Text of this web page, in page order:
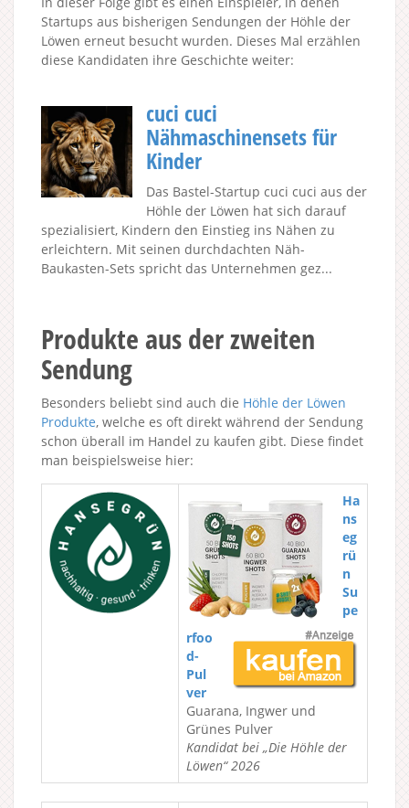
Startups aus bisherigen Sendungen der Höhle der
Löwen erneut besucht wurden. Dieses Mal erzählen
diese Kandidaten ihre Geschichte weiter:
cuci cuci
Nähmaschinensets für
Kinder
Das Bastel-Startup cuci cuci aus der
Höhle der Löwen hat sich darauf
spezialisiert, Kindern den Einstieg ins Nähen zu
erleichtern. Mit seinen durchdachten Näh-
Baukasten-Sets spricht das Unternehmen gez...
Produkte aus der zweiten
Sendung
Besonders beliebt sind auch die Höhle der Löwen
Produkte, welche es oft direkt während der Sendung
schon überall im Handel zu kaufen gibt. Diese findet
man beispielsweise hier:
Ha
ns
eg
rü
n
Su
pe
rfoo
d-
Pul
ver
Guarana, Ingwer und
Grünes Pulver
Kandidat bei „Die Höhle der
Löwen“ 2026